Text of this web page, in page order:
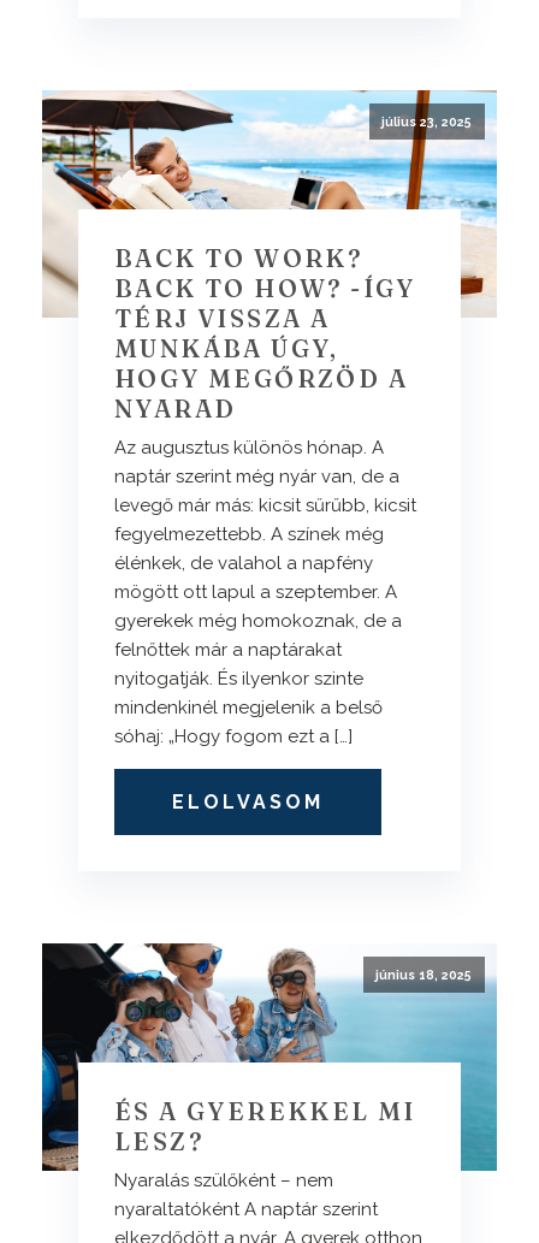
július 23, 2025
BACK TO WORK?
BACK TO HOW? -ÍGY
TÉRJ VISSZA A
MUNKÁBA ÚGY,
HOGY MEGŐRZÖD A
NYARAD
Az augusztus különös hónap. A
naptár szerint még nyár van, de a
levegő már más: kicsit sűrűbb, kicsit
fegyelmezettebb. A színek még
élénkek, de valahol a napfény
mögött ott lapul a szeptember. A
gyerekek még homokoznak, de a
felnőttek már a naptárakat
nyitogatják. És ilyenkor szinte
mindenkinél megjelenik a belső
sóhaj: „Hogy fogom ezt a […]
ELOLVASOM
június 18, 2025
ÉS A GYEREKKEL MI
LESZ?
Nyaralás szülőként – nem
nyaraltatóként A naptár szerint
elkezdődött a nyár. A gyerek otthon